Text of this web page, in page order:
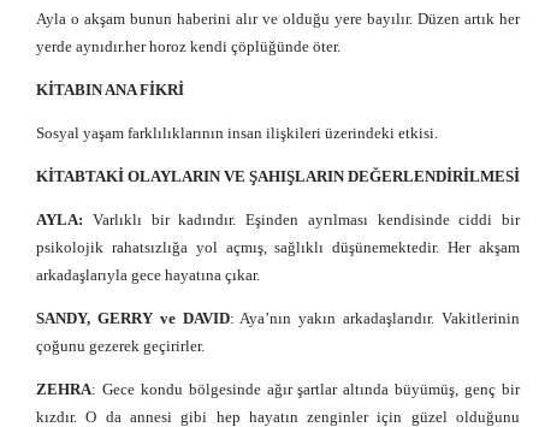
Ayla o akşam bunun haberini alır ve olduğu yere bayılır. Düzen artık her
yerde aynıdır.her horoz kendi çöplüğünde öter.
KİTABIN ANA FİKRİ
Sosyal yaşam farklılıklarının insan ilişkileri üzerindeki etkisi.
KİTABTAKİ OLAYLARIN VE ŞAHIŞLARIN DEĞERLENDİRİLMESİ
AYLA: Varlıklı bir kadındır. Eşinden ayrılması kendisinde ciddi bir
psikolojik rahatsızlığa yol açmış, sağlıklı düşünemektedir. Her akşam
arkadaşlarıyla gece hayatına çıkar.
SANDY, GERRY ve DAVID: Aya’nın yakın arkadaşlarıdır. Vakitlerinin
çoğunu gezerek geçirirler.
ZEHRA: Gece kondu bölgesinde ağır şartlar altında büyümüş, genç bir
kızdır. O da annesi gibi hep hayatın zenginler için güzel olduğunu